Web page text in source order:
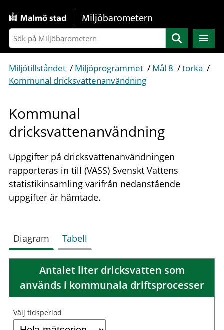
Gå direkt till sidans innehåll
Miljöbarometern
Sök
Miljötillståndet / Miljöprogrammet / Mål 8 /torka /
Kommunal dricksvattenanvändning
Kommunal
dricksvattenanvändning
Uppgifter på dricksvattenanvändningen
rapporteras in till (VASS) Svenskt Vattens
statistikinsamling varifrån nedanstående
uppgifter är hämtade.
Diagram Tabell
Antalet liter dricksvatten som
används i kommunala driftsprocesser
Välj tidsperiod